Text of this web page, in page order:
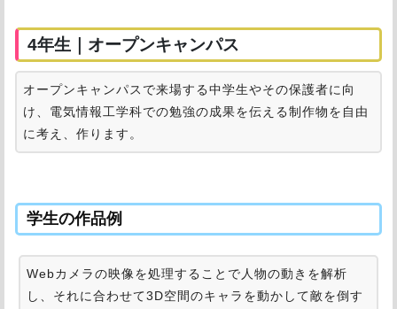
4年生｜オープンキャンパス
オープンキャンパスで来場する中学生やその保護者に向
け、電気情報工学科での勉強の成果を伝える制作物を自由
に考え、作ります。
学生の作品例
Webカメラの映像を処理することで人物の動きを解析
し、それに合わせて3D空間のキャラを動かして敵を倒す